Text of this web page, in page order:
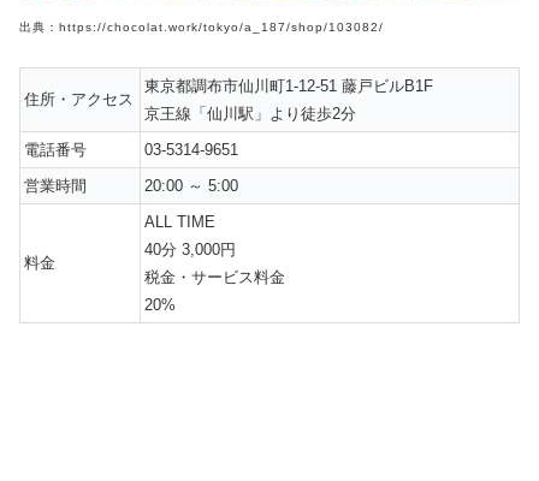
出典：https://chocolat.work/tokyo/a_187/shop/103082/
住所・アクセス
東京都調布市仙川町1-12-51 藤戸ビルB1F
京王線「仙川駅」より徒歩2分
電話番号
03-5314-9651
営業時間
20:00 ～ 5:00
料金
ALL TIME
40分 3,000円
税金・サービス料金
20%